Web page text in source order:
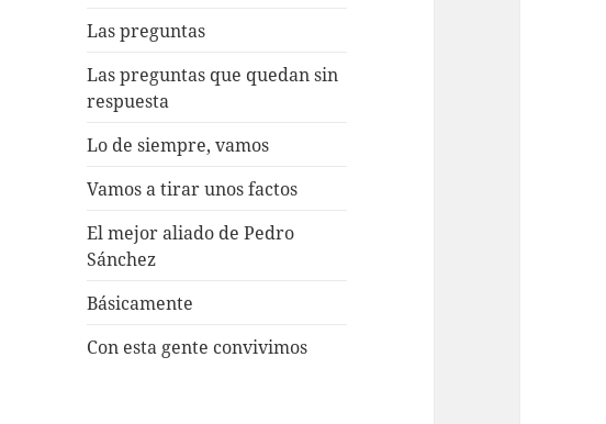
Las preguntas
Las preguntas que quedan sin
respuesta
Lo de siempre, vamos
Vamos a tirar unos factos
El mejor aliado de Pedro
Sánchez
Básicamente
Con esta gente convivimos